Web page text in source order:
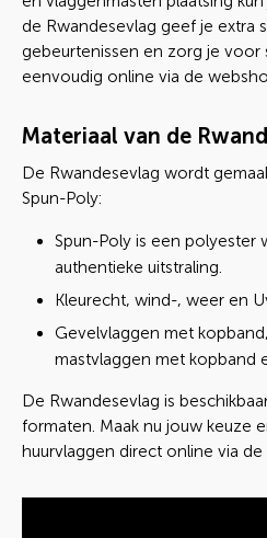
de Rwandesevlag geef je extra
gebeurtenissen en zorg je voor
eenvoudig online via de
Materiaal van de
De Rwandesevlag wordt
Spun-Poly:
Spun-Poly is een polyester
authentieke uitstraling.
Kleurecht, wind-, weer en
Gevelvlaggen met
mastvlaggen met kopband
De Rwandesevlag is
formaten. Maak nu jouw keuze
huurvlaggen direct online via